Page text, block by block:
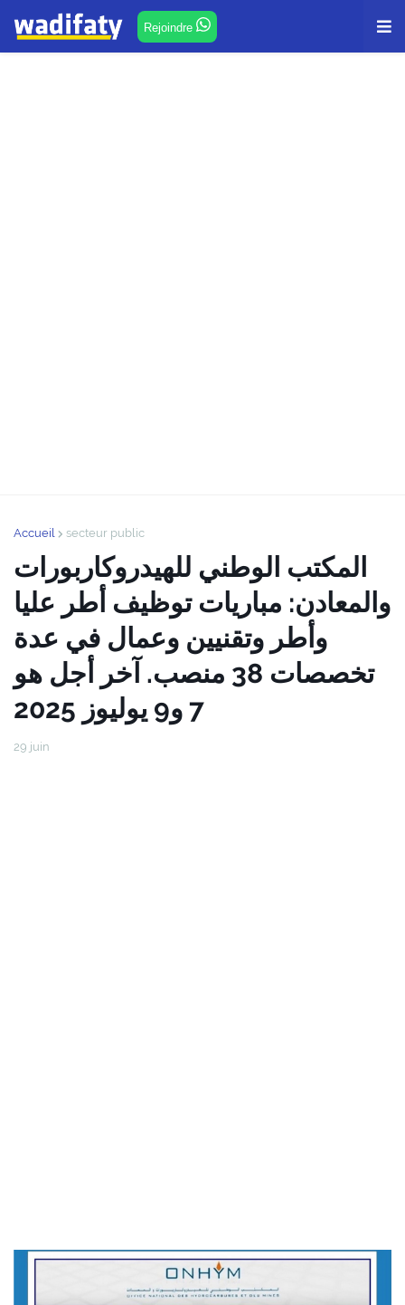
Rejoindre
Accueil secteur public
المكتب الوطني للهيدروكاربورات
والمعادن: مباريات توظيف أطر عليا
وأطر وتقنيين وعمال في عدة
تخصصات 38 منصب. آخر أجل هو
7 و9 يوليوز 2025
29 juin